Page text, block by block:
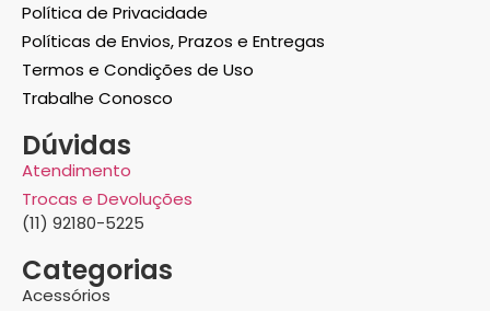
Política de Privacidade
Políticas de Envios, Prazos e Entregas
Termos e Condições de Uso
Trabalhe Conosco
Dúvidas
Atendimento
Trocas e Devoluções
(11) 92180-5225
Categorias
Acessórios